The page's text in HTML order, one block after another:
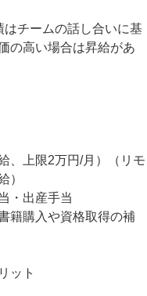
はチームの話し合いに基
の高い場合は昇給があ
、上限2万円/月）（リモ
）
・出産手当
籍購入や資格取得の補
ット